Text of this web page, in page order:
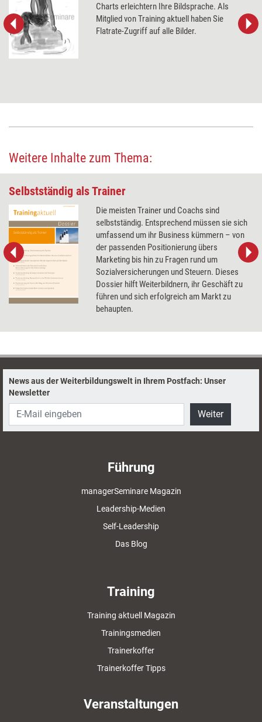
Charts erleichtern Ihre Bildsprache. Als
Mitglied von Training aktuell haben Sie
Flatrate-Zugriff auf alle Bilder.
Weitere Inhalte zum Thema:
Selbstständig als Trainer
Die meisten Trainer und Coachs sind
selbstständig. Entsprechend müssen sie sich
umfassend um ihr Business kümmern – von
der passenden Positionierung übers
Marketing bis hin zu Fragen rund um
Sozialversicherungen und Steuern. Dieses
Dossier hilft Weiterbildnern, ihr Geschäft zu
führen und sich erfolgreich am Markt zu
behaupten.
News aus der Weiterbildungswelt in Ihrem Postfach: Unser
Newsletter
Weiter
Führung
managerSeminare Magazin
Leadership-Medien
Self-Leadership
Das Blog
Training
Training aktuell Magazin
Trainingsmedien
Trainerkoffer
Trainerkoffer Tipps
Veranstaltungen